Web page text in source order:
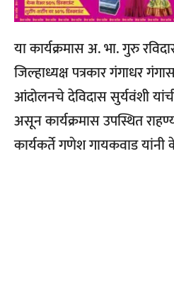
या कार्यक्रमास अ. भा. गुरु
जिल्हाध्यक्ष पत्रकार गंगाधर
आंदोलनचे देविदास सुर्यवंशी
असून कार्यक्रमास उपस्थित
कार्यकर्ते गणेश गायकवाड